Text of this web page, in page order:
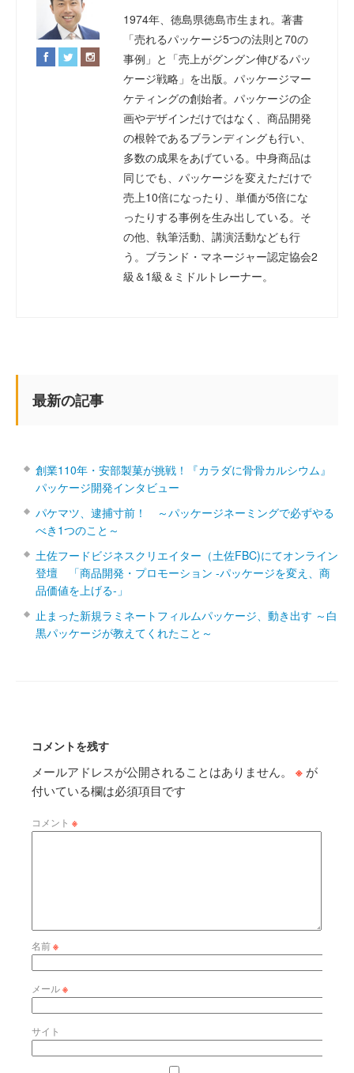
1974年、徳島県徳島市生まれ。著書
「売れるパッケージ5つの法則と70の
事例」と「売上がグングン伸びるパッ
ケージ戦略」を出版。パッケージマー
ケティングの創始者。パッケージの企
画やデザインだけではなく、商品開発
の根幹であるブランディングも行い、
多数の成果をあげている。中身商品は
同じでも、パッケージを変えただけで
売上10倍になったり、単価が5倍にな
ったりする事例を生み出している。そ
の他、執筆活動、講演活動なども行
う。ブランド・マネージャー認定協会2
級＆1級＆ミドルトレーナー。
最新の記事
創業110年・安部製菓が挑戦！『カラダに骨骨カルシウム』
パッケージ開発インタビュー
パケマツ、逮捕寸前！ ～パッケージネーミングで必ずやる
べき1つのこと～
土佐フードビジネスクリエイター（土佐FBC)にてオンライン
登壇 「商品開発・プロモーション ‐パッケージを変え、商
品価値を上げる‐」
止まった新規ラミネートフィルムパッケージ、動き出す ～白
黒パッケージが教えてくれたこと～
コメントを残す
メールアドレスが公開されることはありません。 ※ が
付いている欄は必須項目です
コメント ※
名前※
メール※
サイト